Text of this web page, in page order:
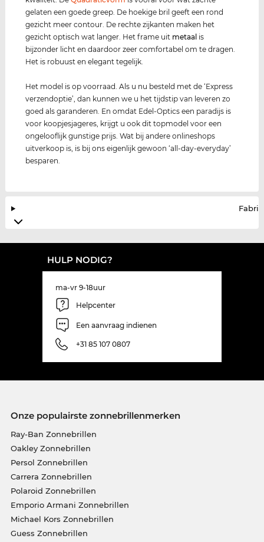
gelaten een goede greep. De hoekige bril geeft een rond
gezicht meer contour. De rechte zijkanten maken het
gezicht optisch wat langer. Het frame uit metaal is
bijzonder licht en daardoor zeer comfortabel om te dragen.
Het is robuust en elegant tegelijk.
Het model is op voorraad. Als u nu besteld met de ‘Express
verzendoptie’, dan kunnen we u het tijdstip van leveren zo
goed als garanderen. En omdat Edel-Optics een paradijs is
voor koopjesjageres, krijgt u ook dit topmodel voor een
ongelooflijk gunstige prijs. Wat bij andere onlineshops
uitverkoop is, is bij ons eigenlijk gewoon ‘all-day-everyday’
besparen.
HULP NODIG?
ma-vr 9-18uur
Helpcenter
Een aanvraag indienen
+31 85 107 0807
Onze populairste zonnebrillenmerken
Ray-Ban Zonnebrillen
Oakley Zonnebrillen
Persol Zonnebrillen
Carrera Zonnebrillen
Polaroid Zonnebrillen
Emporio Armani Zonnebrillen
Michael Kors Zonnebrillen
Guess Zonnebrillen